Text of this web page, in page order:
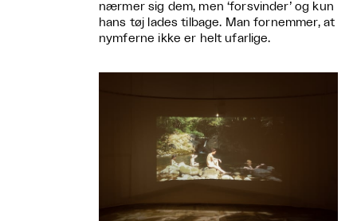
nærmer sig dem, men ‘forsvinder’ og kun
hans tøj lades tilbage. Man fornemmer, at
nymferne ikke er helt ufarlige.